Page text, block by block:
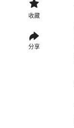
收藏
分享